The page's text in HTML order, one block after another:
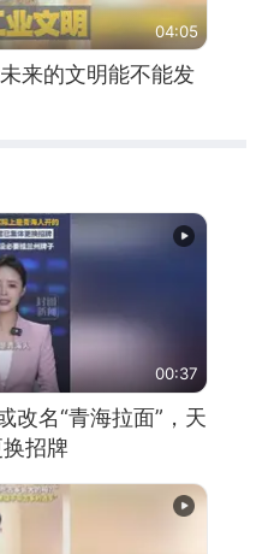
04:05
来的文明能不能发
00:37
改名“青海拉面”，天
招牌